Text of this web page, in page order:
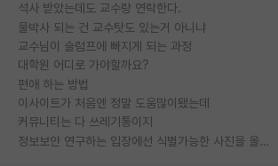
석사 받았는데도 교수랑 연락한다.
물박사 되는 건 교수탓도 있는거 아니냐
교수님이 슬럼프에 빠지게 되는 과정
대학원 어디로 가야할까요?
편애 하는 방법
이사이트가 처음엔 정말 도움많이됐는데
커뮤니티는 다 쓰레기통이지
정보보안 연구하는 입장에선 식별가능한 사진을 올리는건 비추이긴함